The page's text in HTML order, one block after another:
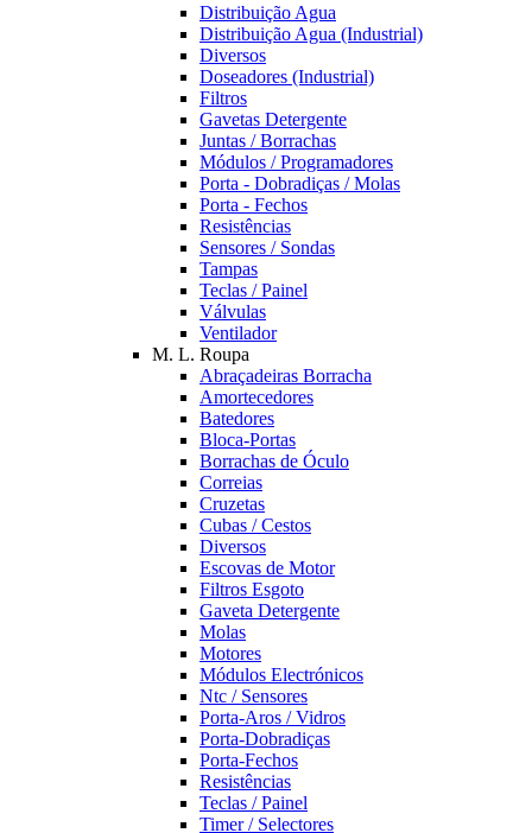
Distribuição Agua
Distribuição Agua (Industrial)
Diversos
Doseadores (Industrial)
Filtros
Gavetas Detergente
Juntas / Borrachas
Módulos / Programadores
Porta - Dobradiças / Molas
Porta - Fechos
Resistências
Sensores / Sondas
Tampas
Teclas / Painel
Válvulas
Ventilador
M. L. Roupa
Abraçadeiras Borracha
Amortecedores
Batedores
Bloca-Portas
Borrachas de Óculo
Correias
Cruzetas
Cubas / Cestos
Diversos
Escovas de Motor
Filtros Esgoto
Gaveta Detergente
Molas
Motores
Módulos Electrónicos
Ntc / Sensores
Porta-Aros / Vidros
Porta-Dobradiças
Porta-Fechos
Resistências
Teclas / Painel
Timer / Selectores